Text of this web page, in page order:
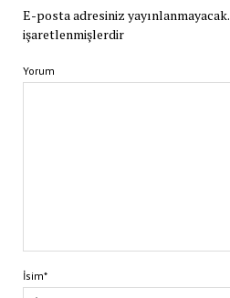
E-posta adresiniz yayınlanmayacak.
işaretlenmişlerdir
Yorum
İsim*